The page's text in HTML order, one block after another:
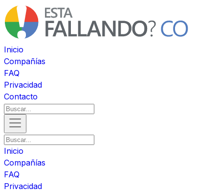
Inicio
Compañías
FAQ
Privacidad
Contacto
Inicio
Compañías
FAQ
Privacidad